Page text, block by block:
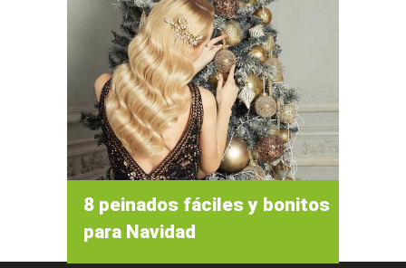
8 peinados fáciles y bonitos
para Navidad